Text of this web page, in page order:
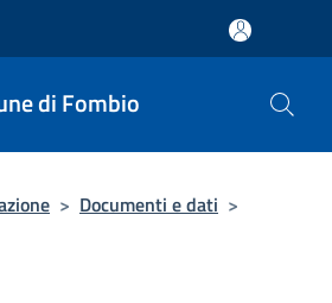
di Fombio
> Documenti e dati >